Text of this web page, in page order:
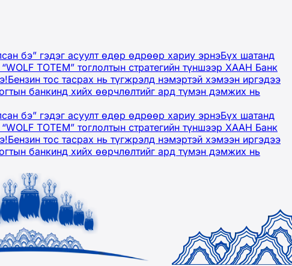
бэ” гэдэг асуулт өдөр өдрөөр хариу эрнэБүх шатанд
TOTEM” тоглолтын стратегийн түншээр ХААН Банк
Бензин тос тасрах нь түгжрэлд нэмэртэй хэмээн иргэдээ
банкинд хийх өөрчлөлтийг ард түмэн дэмжих нь
бэ” гэдэг асуулт өдөр өдрөөр хариу эрнэБүх шатанд
TOTEM” тоглолтын стратегийн түншээр ХААН Банк
Бензин тос тасрах нь түгжрэлд нэмэртэй хэмээн иргэдээ
банкинд хийх өөрчлөлтийг ард түмэн дэмжих нь